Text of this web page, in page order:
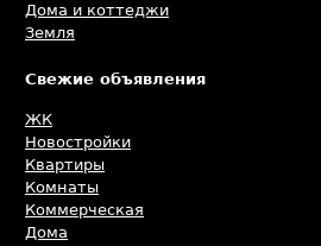
Дома и коттеджи
Земля
Свежие объявления
ЖК
Новостройки
Квартиры
Комнаты
Коммерческая
Дома